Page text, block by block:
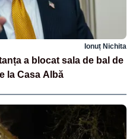
Ionuț Nichita
a blocat sala de bal de
la Casa Albă